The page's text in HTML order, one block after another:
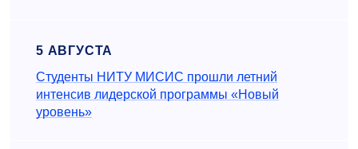
5 АВГУСТА
Студенты НИТУ МИСИС прошли летний
интенсив лидерской программы «Новый
уровень»